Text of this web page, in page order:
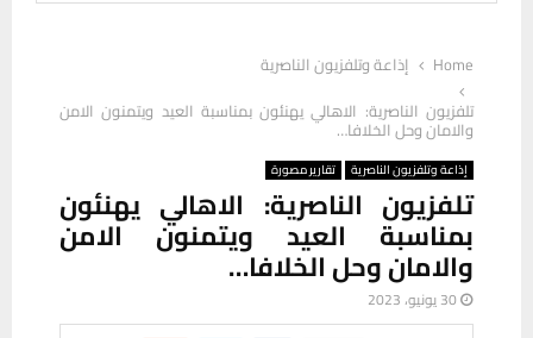
Home
إذاعة وتلفزيون الناصرية
تلفزيون الناصرية: الاهالي يهنئون بمناسبة العيد ويتمنون الامن
والامان وحل الخلافا…
إذاعة وتلفزيون الناصرية تقارير مصورة
تلفزيون الناصرية: الاهالي يهنئون
بمناسبة العيد ويتمنون الامن
والامان وحل الخلافا…
30 يونيو، 2023